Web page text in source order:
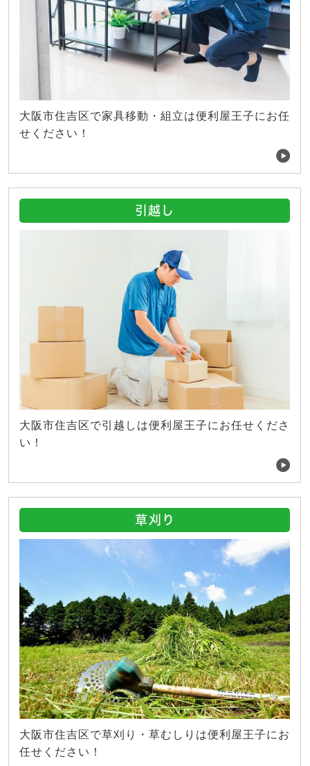
大阪市住吉区で家具移動・組立は便利屋王子にお任
せください！
引越し
大阪市住吉区で引越しは便利屋王子にお任せくださ
い！
草刈り
大阪市住吉区で草刈り・草むしりは便利屋王子にお
任せください！